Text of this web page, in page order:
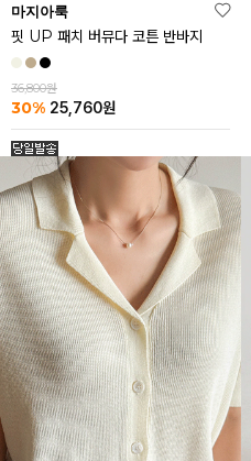
마지아룩
핏 UP 패치 버뮤다 코튼 반바지
36,800원
30% 25,760원